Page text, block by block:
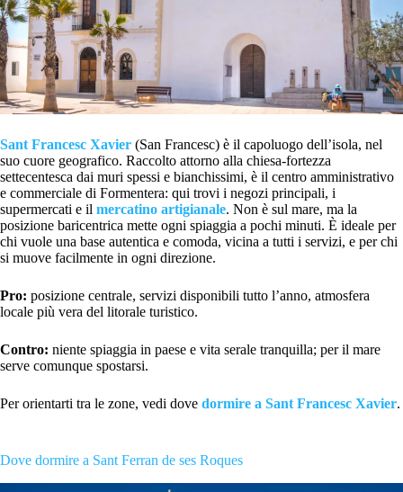
Sant Francesc Xavier (San Francesc) è il capoluogo dell’isola, nel
suo cuore geografico. Raccolto attorno alla chiesa-fortezza
settecentesca dai muri spessi e bianchissimi, è il centro amministrativo
e commerciale di Formentera: qui trovi i negozi principali, i
supermercati e il mercatino artigianale. Non è sul mare, ma la
posizione baricentrica mette ogni spiaggia a pochi minuti. È ideale per
chi vuole una base autentica e comoda, vicina a tutti i servizi, e per chi
si muove facilmente in ogni direzione.
Pro: posizione centrale, servizi disponibili tutto l’anno, atmosfera
locale più vera del litorale turistico.
Contro: niente spiaggia in paese e vita serale tranquilla; per il mare
serve comunque spostarsi.
Per orientarti tra le zone, vedi dove dormire a Sant Francesc Xavier.
Dove dormire a Sant Ferran de ses Roques